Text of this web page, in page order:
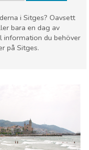
i Sitges? Oavsett
bara en dag av
information du behöver
på Sitges.